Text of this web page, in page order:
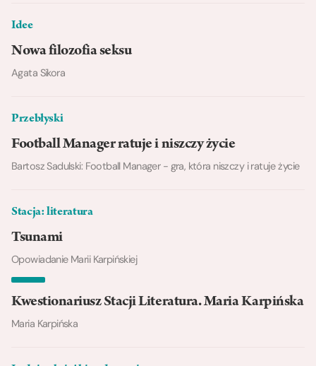
Idee
Nowa filozofia seksu
Agata Sikora
Przebłyski
Football Manager ratuje i niszczy życie
Bartosz Sadulski: Football Manager - gra, która niszczy i ratuje życie
Stacja: literatura
Tsunami
Opowiadanie Marii Karpińskiej
Kwestionariusz Stacji Literatura. Maria Karpińska
Maria Karpińska